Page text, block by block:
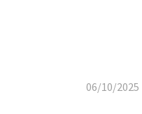
06/10/2025